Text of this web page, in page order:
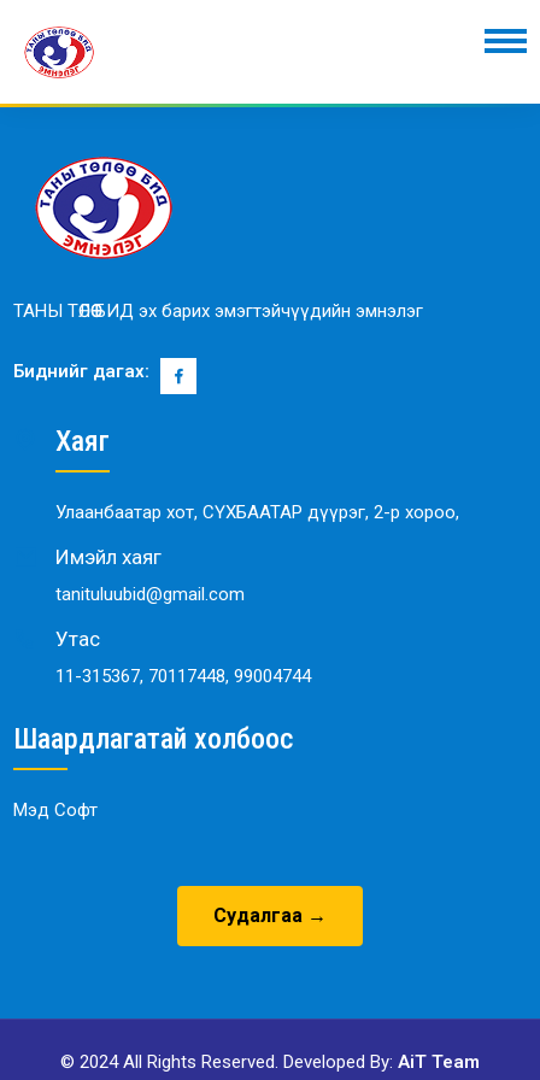
ТАНЫ ТӨЛӨӨ БИД эх барих эмэгтэйчүүдийн эмнэлэг
Биднийг дагах:
Хаяг
Улаанбаатар хот, СҮХБААТАР дүүрэг, 2-р хороо,
Имэйл хаяг
tanituluubid@gmail.com
Утас
11-315367, 70117448, 99004744
Шаардлагатай холбоос
Мэд Софт
Судалгаа →
© 2024 All Rights Reserved. Developed By: AiT Team